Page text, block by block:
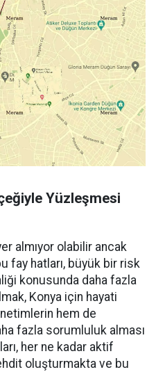
Yüzleşmesi
almıyor olabilir ancak
fay hatları, büyük bir risk
konusunda daha fazla
Konya için hayati
hem de
fazla sorumluluk alması
her ne kadar aktif
oluşturmakta ve bu